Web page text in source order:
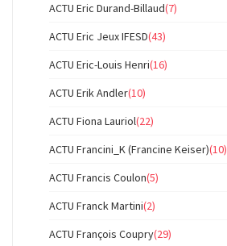
ACTU Eric Durand-Billaud(7)
ACTU Eric Jeux IFESD(43)
ACTU Eric-Louis Henri(16)
ACTU Erik Andler(10)
ACTU Fiona Lauriol(22)
ACTU Francini_K (Francine Keiser)(10)
ACTU Francis Coulon(5)
ACTU Franck Martini(2)
ACTU François Coupry(29)